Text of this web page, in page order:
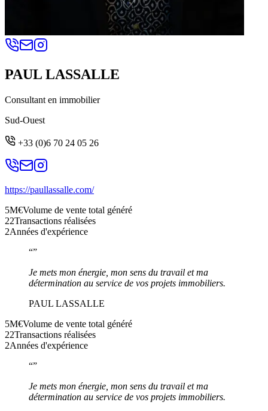
PAUL LASSALLE
Consultant en immobilier
Sud-Ouest
+33 (0)6 70 24 05 26
https://paullassalle.com/
5M€Volume de vente total généré
22Transactions réalisées
2Années d'expérience
“”
Je mets mon énergie, mon sens du travail et ma
détermination au service de vos projets immobiliers.
PAUL LASSALLE
5M€Volume de vente total généré
22Transactions réalisées
2Années d'expérience
“”
Je mets mon énergie, mon sens du travail et ma
détermination au service de vos projets immobiliers.